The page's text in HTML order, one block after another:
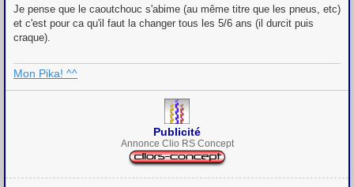
Je pense que le caoutchouc s'abime (au même titre que les pneus, etc)
et c'est pour ca qu'il faut la changer tous les 5/6 ans (il durcit puis
craque).
Mon Pika! ^^
Publicité
Annonce Clio RS Concept